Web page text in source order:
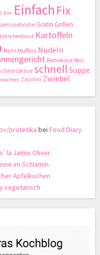
Eier Einfach Fix
Gratin Grillen
Kartoffeln
Mehl Muffins Nudeln
Reibekäse Reis
schnell Suppe
Zucchini Zwiebel
protetika bei Food Diary
Jamie Oliver
im Schlamm
Apfelkuchen
vegetarisch